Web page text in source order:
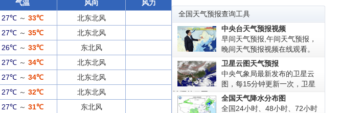
气温 风向
风力
27℃ ～ 33℃
北东北风
27℃ ～ 35℃
北东北风
26℃ ～ 33℃
东北风
27℃ ～ 34℃
北东北风
27℃ ～ 34℃
北东北风
27℃ ～ 32℃
北东北风
27℃ ～ 31℃
东北风
全国天气预报查询工具
中央台天气预报视频
早间天气预报,午间天气预报，
晚间天气预报视频在线观看。
卫星云图天气预报
中央气象局最新发布的卫星云
图，每15分钟更新一次，卫星
拍摄的云图!
全国天气降水分布图
全国24小时、48小时、72小时